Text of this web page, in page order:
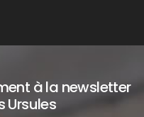
à la newsletter
Ursules